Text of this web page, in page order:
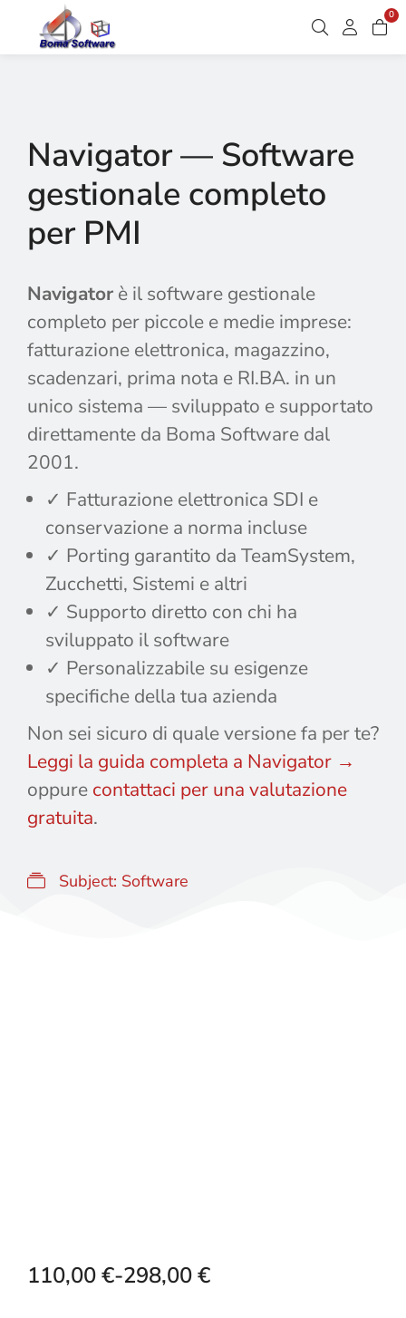
0
Navigator — Software
gestionale completo
per PMI
Navigator è il software gestionale
completo per piccole e medie imprese:
fatturazione elettronica, magazzino,
scadenzari, prima nota e RI.BA. in un
unico sistema — sviluppato e supportato
direttamente da Boma Software dal
2001.
✓ Fatturazione elettronica SDI e
conservazione a norma incluse
✓ Porting garantito da TeamSystem,
Zucchetti, Sistemi e altri
✓ Supporto diretto con chi ha
sviluppato il software
✓ Personalizzabile su esigenze
specifiche della tua azienda
Non sei sicuro di quale versione fa per te?
Leggi la guida completa a Navigator →
oppure contattaci per una valutazione
gratuita.
Subject: Software
110,00€-298,00€